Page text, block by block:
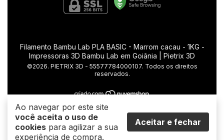
Ao navegar por este site
você aceita o uso de
cookies para agilizar a sua
experiência de compra.
Aceitar e fechar
Filamento Bambu Lab PLA BASIC - Marrom cacau - 1KG -
Impressoras 3D Bambu Lab em Goiânia | Pietrix 3D
©2026. PIETRIX 3D - 55577784000107. Todos os direitos
reservados.